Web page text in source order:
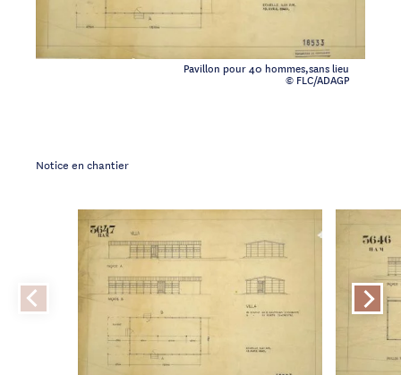
Pavillon pour 40 hommes,sans lieu
© FLC/ADAGP
Notice en chantier